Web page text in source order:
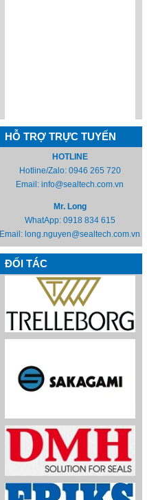
HỖ TRỢ TRỰC TUYẾN
HOTLINE
Hotline/Zalo: 0946 265 720
Email:info@sealtech.com.vn
Mr. Long
WhatApp: 0918 834 615
Email: long.nguyen@sealtech.com.vn
ĐỐI TÁC